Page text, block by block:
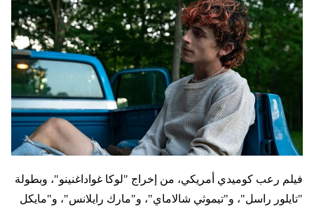
فيلم رعب كوميدي أمريكي، من إخراج "لوكا غواداغنينو"، وبطولة
"تايلور راسل"، و"تيموثي شالاماي"، و"مارك رايلانس"، و"مايكل